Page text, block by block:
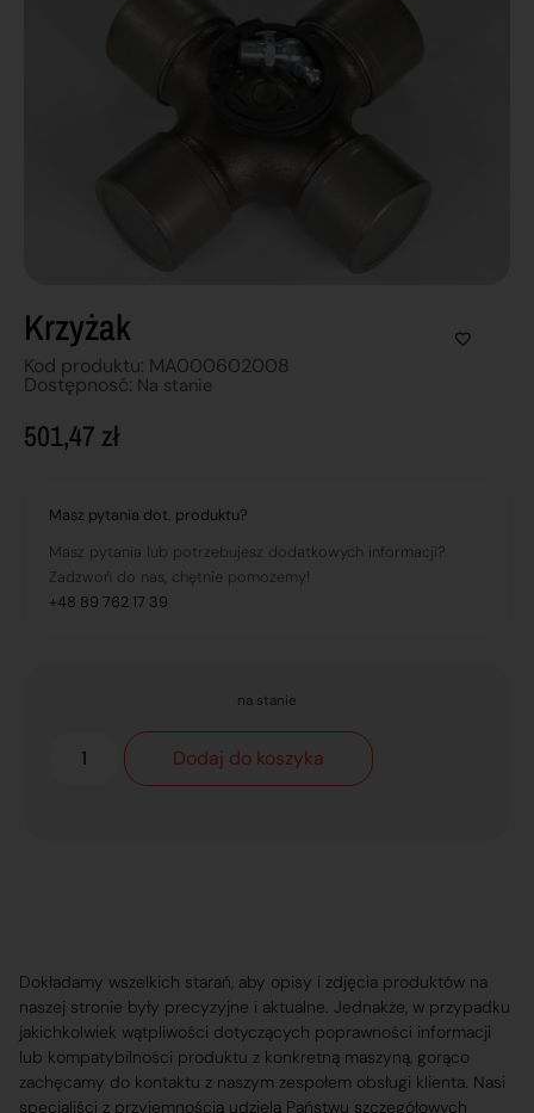
Krzyżak
Kod produktu: MA000602008
Dostępnosć: Na stanie
501,47 zł
Masz pytania dot. produktu?
Masz pytania lub potrzebujesz dodatkowych informacji?
Zadzwoń do nas, chętnie pomożemy!
+48 89 762 17 39
na stanie
Dodaj do koszyka
Dokładamy wszelkich starań, aby opisy i zdjęcia produktów na
naszej stronie były precyzyjne i aktualne. Jednakże, w przypadku
jakichkolwiek wątpliwości dotyczących poprawności informacji
lub kompatybilności produktu z konkretną maszyną, gorąco
zachęcamy do kontaktu z naszym zespołem obsługi klienta. Nasi
specjaliści z przyjemnością udzielą Państwu szczegółowych